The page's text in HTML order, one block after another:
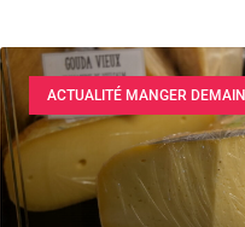
ACTUALITÉ MANGER DEMAIN